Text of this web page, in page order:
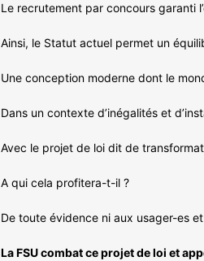
Le recrutement par concours garanti
Ainsi, le Statut actuel permet un
Une conception moderne dont le
Dans un contexte d’inégalités et
Avec le projet de loi dit de
A qui cela profitera-t-il ?
De toute évidence ni aux usager-es
La FSU combat ce projet de loi et